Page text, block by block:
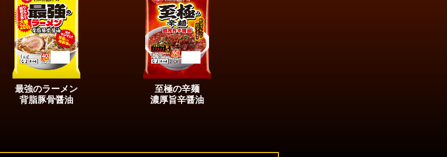
最強のラーメン
背脂豚骨醤油
至極の辛麺
濃厚旨辛醤油